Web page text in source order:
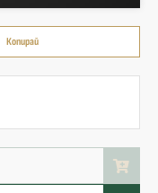
Копирай